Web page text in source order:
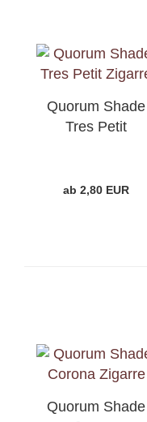
Quorum Shade
Tres Petit
ab 2,80 EUR
Quorum Shade